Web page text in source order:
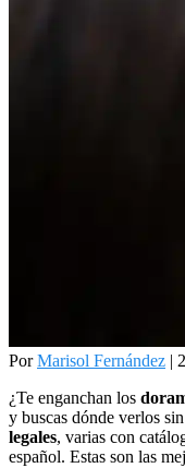
PorMarisol Fernández |
¿Te enganchan los
y buscas dónde verlos
legales, varias con
español. Estas son las